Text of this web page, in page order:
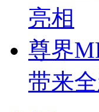
亮相
尊界
带来